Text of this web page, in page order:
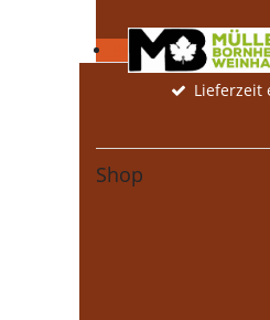
Bag in Box Weine
Lieferzeit
Shop